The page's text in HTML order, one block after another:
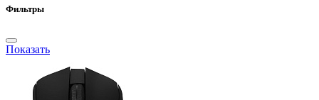
Фильтры
Показать